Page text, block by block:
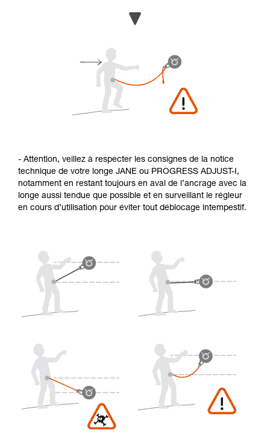
- Attention, veillez à respecter les consignes de la notice
technique de votre longe JANE ou PROGRESS ADJUST-I,
notamment en restant toujours en aval de l’ancrage avec la
longe aussi tendue que possible et en surveillant le régleur
en cours d’utilisation pour éviter tout déblocage intempestif.